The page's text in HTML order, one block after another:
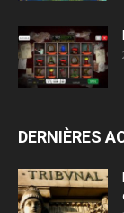
DERNIÈRES